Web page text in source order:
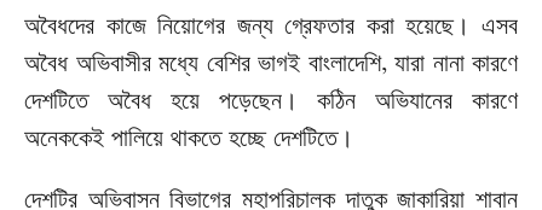
অবৈধদের কাজে নিয়োগের জন্য গ্রেফতার করা হয়েছে।
এসব
অবৈধ অভিবাসীর মধ্যে বেশির ভাগই বাংলাদেশি, যারা নানা কারণে
দেশটিতে
অবৈধ হয়ে পড়েছেন। কঠিন অভিযানের
কারণে
অনেককেই পালিয়ে থাকতে হচ্ছে দেশটিতে।
দেশটির অভিবাসন বিভাগের মহাপরিচালক দাতুক জাকারিয়া শাবান